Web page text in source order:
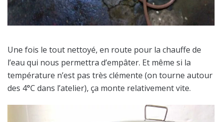
Une fois le tout nettoyé, en route pour la chauffe de
l’eau qui nous permettra d’empâter. Et même si la
température n’est pas très clémente (on tourne autour
des 4°C dans l’atelier), ça monte relativement vite.